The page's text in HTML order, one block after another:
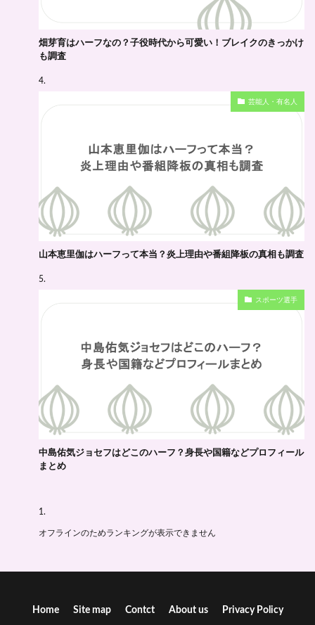
畑芽育はハーフなの？子役時代から可愛い！ブレイクのきっかけ
も調査
芸能人・有名人
山本恵里伽はハーフって本当？炎上理由や番組降板の真相も調査
スポーツ選手
中島佑気ジョセフはどこのハーフ？身長や国籍などプロフィール
まとめ
オフラインのためランキングが表示できません
Home Site map Contct About us Privacy Policy